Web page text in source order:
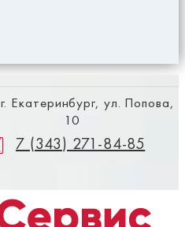
г. Екатеринбург, ул. Попова,
10
7 (343) 271-84-85